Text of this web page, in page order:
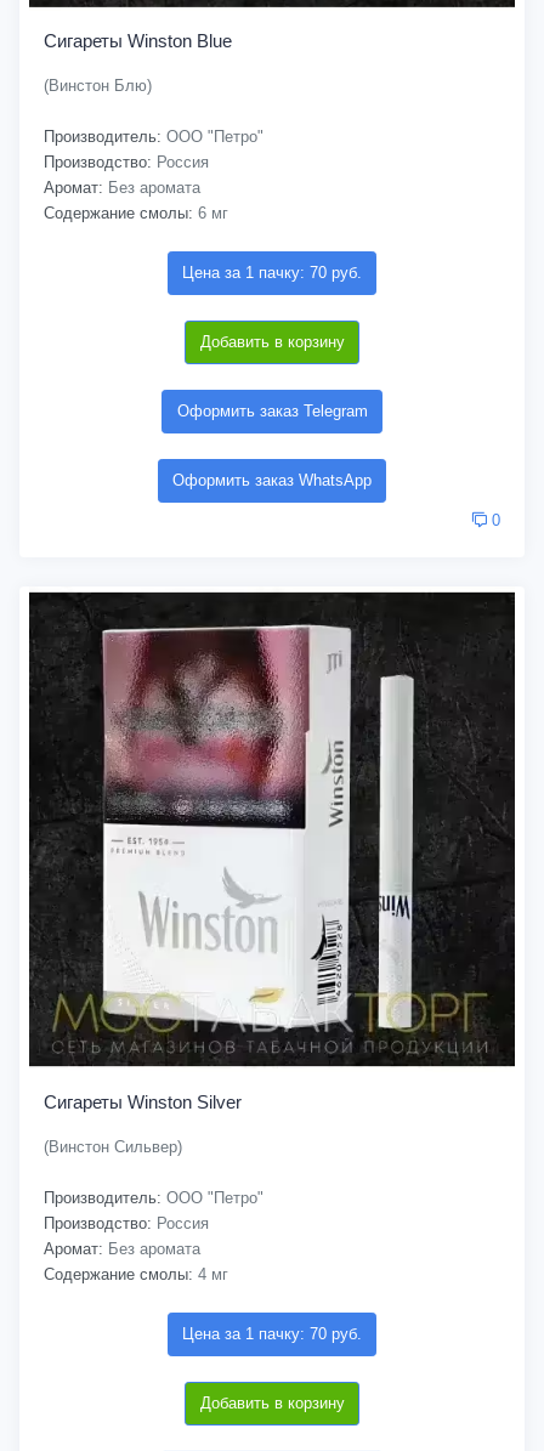
Сигареты Winston Blue
(Винстон Блю)
Производитель: ООО "Петро"
Производство: Россия
Аромат: Без аромата
Содержание смолы: 6 мг
Цена за 1 пачку: 70 руб.
Добавить в корзину
Оформить заказ Telegram
Оформить заказ WhatsApp
0
Сигареты Winston Silver
(Винстон Сильвер)
Производитель: ООО "Петро"
Производство: Россия
Аромат: Без аромата
Содержание смолы: 4 мг
Цена за 1 пачку: 70 руб.
Добавить в корзину